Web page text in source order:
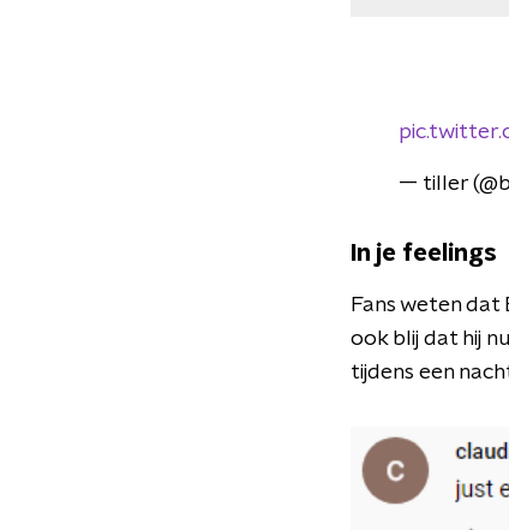
— tiller
In je feelings
Fans weten dat
ook blij dat hij
tijdens een